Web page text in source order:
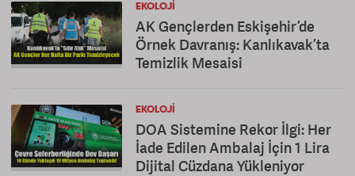
EKOLOJI
AK Gençlerden Eskişehir’de
Örnek Davranış: Kanlıkavak’ta
Temizlik Mesaisi
EKOLOJI
DOA Sistemine Rekor İlgi: Her
İade Edilen Ambalaj İçin 1 Lira
Dijital Cüzdana Yükleniyor